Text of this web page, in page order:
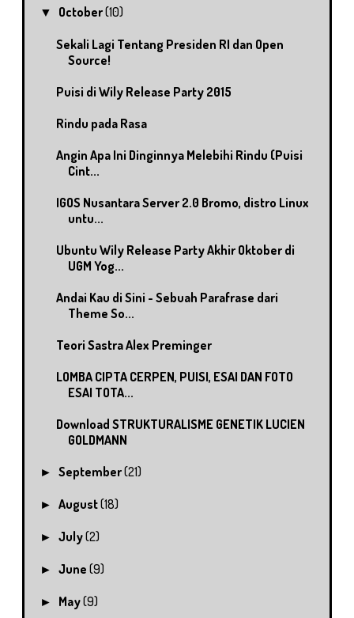
▼ October(10)
Sekali Lagi Tentang Presiden RI dan Open
Source!
Puisi di Wily Release Party 2015
Rindu pada Rasa
Angin Apa Ini Dinginnya Melebihi Rindu (Puisi
Cint...
IGOS Nusantara Server 2.0 Bromo, distro Linux
untu...
Ubuntu Wily Release Party Akhir Oktober di
UGM Yog...
Andai Kau di Sini - Sebuah Parafrase dari
Theme So...
Teori Sastra Alex Preminger
LOMBA CIPTA CERPEN, PUISI, ESAI DAN FOTO
ESAI TOTA...
Download STRUKTURALISME GENETIK LUCIEN
GOLDMANN
►September(21)
►August(18)
►July(2)
►June(9)
► May(9)